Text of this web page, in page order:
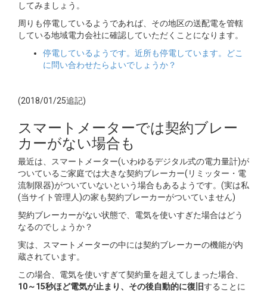
してみましょう。
周りも停電しているようであれば、その地区の送配電を管轄
している地域電力会社に確認していただくことになります。
停電しているようです。近所も停電しています。どこ
に問い合わせたらよいでしょうか？
(2018/01/25追記)
スマートメーターでは契約ブレー
カーがない場合も
最近は、スマートメーター(いわゆるデジタル式の電力量計)が
ついているご家庭では大きな契約ブレーカー(リミッター・電
流制限器)がついていないという場合もあるようです。(実は私
(当サイト管理人)の家も契約ブレーカーがついていません)
契約ブレーカーがない状態で、電気を使いすぎた場合はどう
なるのでしょうか？
実は、スマートメーターの中には契約ブレーカーの機能が内
蔵されています。
この場合、電気を使いすぎて契約量を超えてしまった場合、
10～15秒ほど電気が止まり、その後自動的に復旧することに